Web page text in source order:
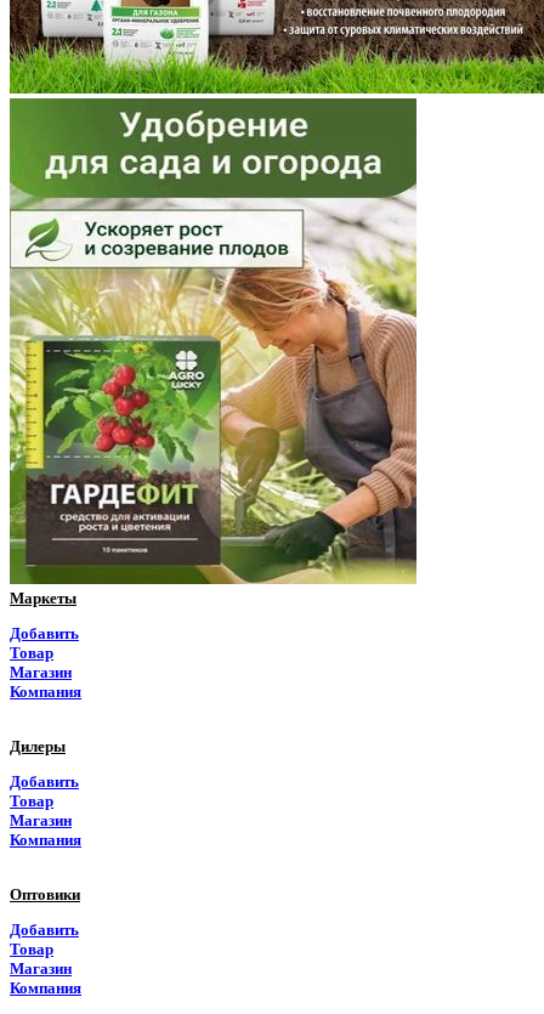
Ненецкий АО
Нижегородская область
Новгородская область
Новосибирская область
Омская область
Оренбургская область
Орловская область
Пензенская область
Пермский край
Приморский край
Псковская область
Ростовская область
Маркеты
Добавить
Товар
Магазин
Компания
Дилеры
Добавить
Товар
Магазин
Компания
Оптовики
Добавить
Товар
Магазин
Компания